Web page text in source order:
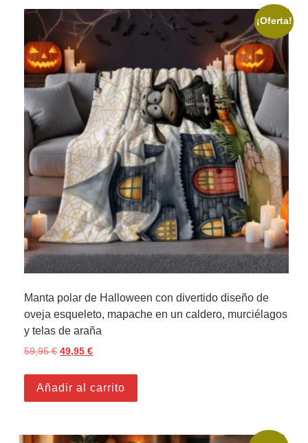
¡Oferta!
Manta polar de Halloween con divertido diseño de
oveja esqueleto, mapache en un caldero, murciélagos
y telas de araña
59,95€ El precio original era: 59,95 €.
49,95€
Añadir al carrito